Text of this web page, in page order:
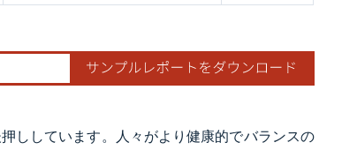
ししています。人々がより健康的でバランスの